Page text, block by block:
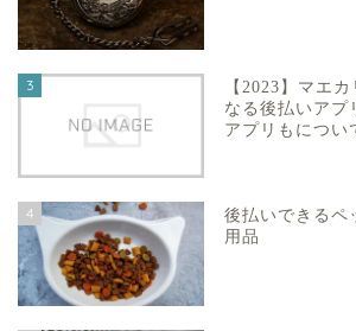
3
【2023】マエ
なる後払いアプ
アプリもについ
4
後払いできるペ
用品